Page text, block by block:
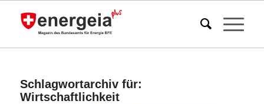
Schlagwortarchiv für:
Wirtschaftlichkeit